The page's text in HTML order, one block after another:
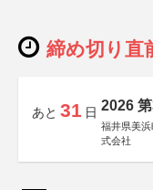
締め切り直
あと 31 日 2026
福井県美
式会社